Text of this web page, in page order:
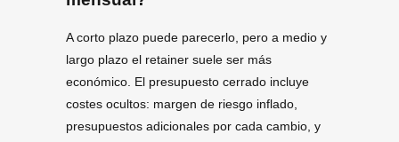
A corto plazo puede parecerlo, pero a medio y
largo plazo el retainer suele ser más
económico. El presupuesto cerrado incluye
costes ocultos: margen de riesgo inflado,
presupuestos adicionales por cada cambio, y